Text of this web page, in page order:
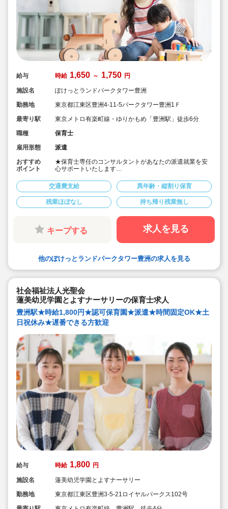
給与 時給 1,650 ～ 1,750 円
施設名
ぽけっとランドパークタワー豊洲
勤務地
東京都江東区豊洲4-11-5パークタワー豊洲1Ｆ
最寄り駅
東京メトロ有楽町線・ゆりかもめ「豊洲駅」徒歩6分
職種
保育士
雇用形態
派遣
おすすめ
ポイント
★保育士専任のコンサルタントがあなたの派遣就業を安
心サポートいたします
認証保育園です
★時給1,650円～1,750円の求人です
★週30時間以上の勤務できる方を募集しております
交通費支給 異年齢・縦割り保育
残業ほぼなし 持ち帰り残業無し
キープする 求人を見る
他のぽけっとランドパークタワー豊洲の求人を見る
社会福祉法人光聖会
蓮美幼児学園とよすナーサリーの保育士求人
豊洲駅★時給1,800円★認可保育園★派遣★時間固定OK★土
日祝休み★遅番できる方歓迎
給与 時給 1,800 円
施設名
蓮美幼児学園とよすナーサリー
勤務地
東京都江東区豊洲3-5-21ロイヤルパークス102号